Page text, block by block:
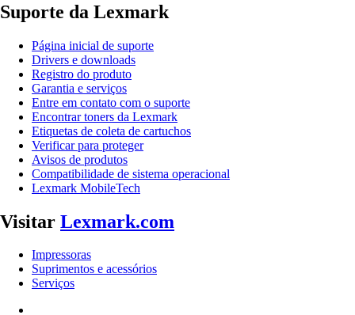
Suporte da Lexmark
Página inicial de suporte
Drivers e downloads
Registro do produto
Garantia e serviços
Entre em contato com o suporte
Encontrar toners da Lexmark
Etiquetas de coleta de cartuchos
Verificar para proteger
Avisos de produtos
Compatibilidade de sistema operacional
Lexmark MobileTech
Visitar Lexmark.com
Impressoras
Suprimentos e acessórios
Serviços